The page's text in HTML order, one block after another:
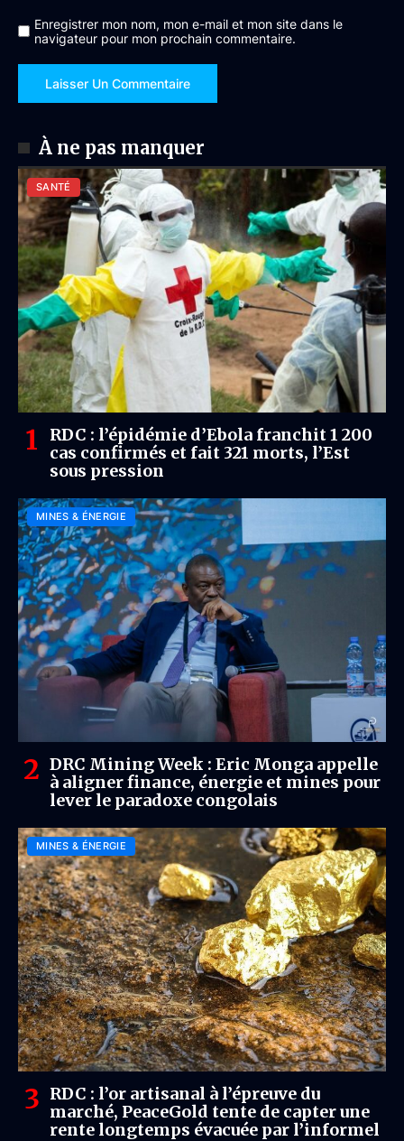
Enregistrer mon nom, mon e-mail et mon site dans le
navigateur pour mon prochain commentaire.
À ne pas manquer
SANTÉ
RDC : l’épidémie d’Ebola franchit 1 200
cas confirmés et fait 321 morts, l’Est
sous pression
MINES & ÉNERGIE
DRC Mining Week : Eric Monga appelle
à aligner finance, énergie et mines pour
lever le paradoxe congolais
MINES & ÉNERGIE
RDC : l’or artisanal à l’épreuve du
marché, PeaceGold tente de capter une
rente longtemps évacuée par l’informel